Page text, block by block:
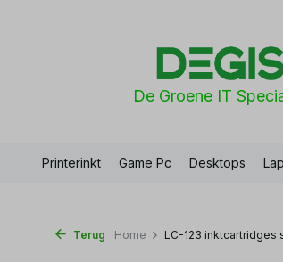
De Groene IT
Printerinkt Game Pc Desktops
Terug Home LC-123 inktcartridges